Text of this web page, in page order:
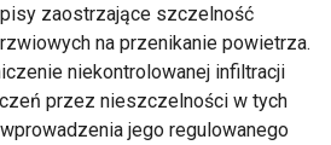
zaostrzające szczelność
na przenikanie powietrza.
niekontrolowanej infiltracji
przez nieszczelności w tych
jego regulowanego